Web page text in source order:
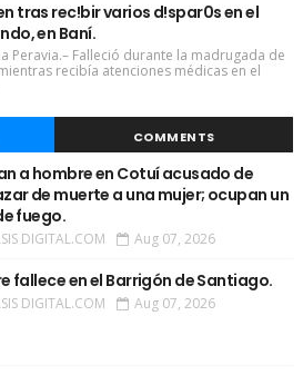
tras rec!bir varios d!spar0s en el
en Baní.
Peravia.– Falleció durante la madrugada de
recibía atenciones médicas en el
COMMENTS
a hombre en Cotuí acusado de
de muerte a una mujer; ocupan un
fuego.
DIGITAL.COM Aug 07, 2026
fallece en el Barrigón de Santiago.
DIGITAL.COM Aug 07, 2026